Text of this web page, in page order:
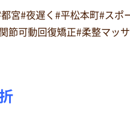
宮#夜遅く#平松本町#ス
節可動回復矯正#柔整マッ